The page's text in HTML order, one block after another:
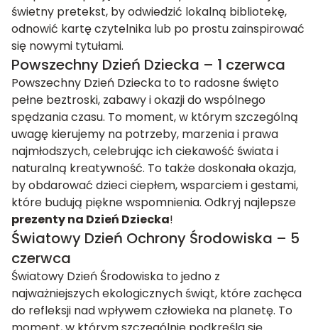
świetny pretekst, by odwiedzić lokalną bibliotekę,
odnowić kartę czytelnika lub po prostu zainspirować
się nowymi tytułami.
Powszechny Dzień Dziecka – 1 czerwca
Powszechny Dzień Dziecka to to radosne święto
pełne beztroski, zabawy i okazji do wspólnego
spędzania czasu. To moment, w którym szczególną
uwagę kierujemy na potrzeby, marzenia i prawa
najmłodszych, celebrując ich ciekawość świata i
naturalną kreatywność. To także doskonała okazja,
by obdarować dzieci ciepłem, wsparciem i gestami,
które budują piękne wspomnienia. Odkryj najlepsze
prezenty na Dzień Dziecka!
Światowy Dzień Ochrony Środowiska – 5
czerwca
Światowy Dzień Środowiska to jedno z
najważniejszych ekologicznych świąt, które zachęca
do refleksji nad wpływem człowieka na planetę. To